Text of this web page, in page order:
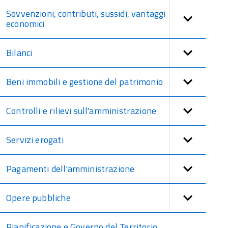
Sovvenzioni, contributi, sussidi, vantaggi
economici
Bilanci
Beni immobili e gestione del patrimonio
Controlli e rilievi sull'amministrazione
Servizi erogati
Pagamenti dell'amministrazione
Opere pubbliche